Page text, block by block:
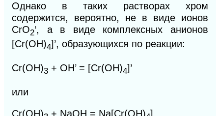
Однако в таких растворах хром
содержится, вероятно, не в виде ионов
СrO2‘, а в виде комплексных анионов
[Сr(ОН)4]’, образующихся по реакции:
Сr(ОН)3 + ОН’ = [Сr(ОН)4]’
или
Сr(ОН)
+ NaOH = Na[Cr(OH) ]